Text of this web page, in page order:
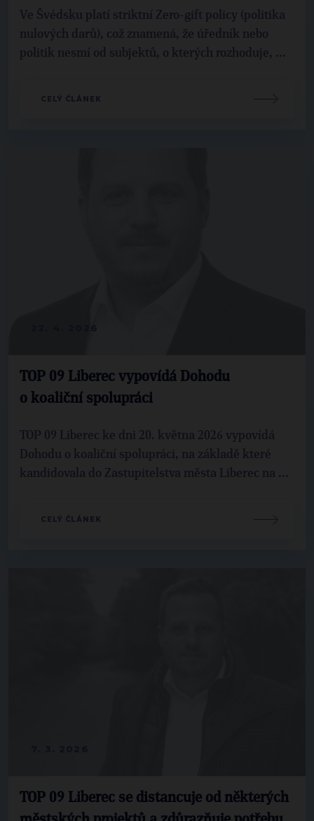
Ve Švédsku platí striktní Zero-gift policy (politika
nulových darů), což znamená, že úředník nebo
politik nesmí od subjektů, o kterých rozhoduje, ...
CELÝ ČLÁNEK
TOP 09 Liberec vypovídá Dohodu
o koaliční spolupráci
TOP 09 Liberec ke dni 20. května 2026 vypovídá
Dohodu o koaliční spolupráci, na základě které
kandidovala do Zastupitelstva města Liberec na ...
CELÝ ČLÁNEK
TOP 09 Liberec se distancuje od některých